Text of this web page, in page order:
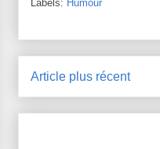
Labels: Humour
Article plus récent